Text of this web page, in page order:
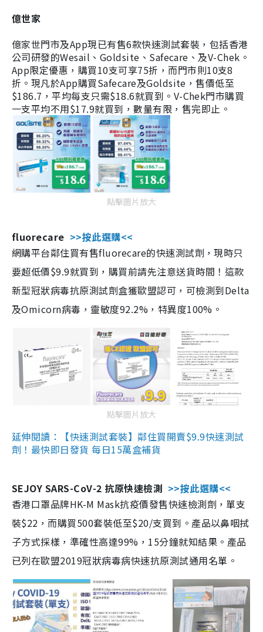
億世家
億家世門市及App現已有售6款快速測試套裝，包括香港
公司研發的Wesail、Goldsite、Safecare、及V-Chek。
App限定優惠，購買10支可享75折，而門市則10支8
折。現凡於App購買Safecare及Goldsite，售價低至
$186.7，平均每支只需$18.6就買到。V-Chek門市購買
一支平均不用$17.9就買到，數量有限，售完即止。
點擊圖片放大
fluorecare >>按此選購<<
網購平台鄰住買有售fluorecare的快速測試劑，現時只
要超低價$9.9就買到，購買前請先注意送貨時間！這款
新型冠狀病毒抗原測試劑盒獲歐盟認可，可檢測到Delta
及Omicorn病毒，靈敏度92.2%，特異度100%。
點擊圖片放大
延伸閱讀：【快速測試套裝】鄰住買開賣$9.9快速測試
劑！最快即日發貨 每日15萬盒補貨
SEJOY SARS-CoV-2 抗原快速檢測 >>按此選購<<
香港口罩品牌HK-M Mask抗疫價發售快速檢測劑，單支
裝$22，而購買500套裝低至$20/支買到。產品以鼻咽拭
子方式採樣，準確性高達99%，15分鐘就知結果。產品
已列在歐盟2019冠狀病毒病快速抗原測試通用名單。